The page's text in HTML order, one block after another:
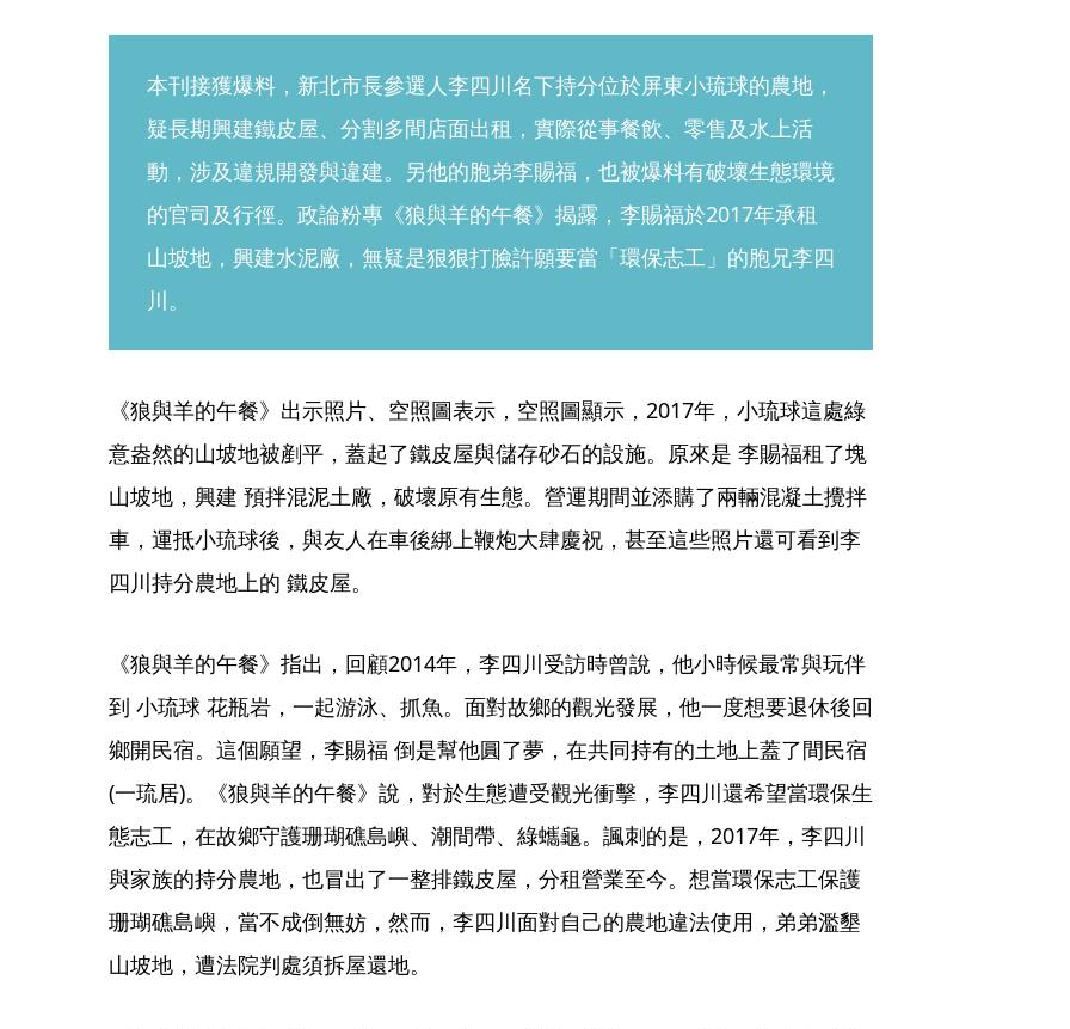
本刊接獲爆料，新北市長參選人李四川名下持分位於屏東小琉球的農地，
疑長期興建鐵皮屋、分割多間店面出租，實際從事餐飲、零售及水上活
動，涉及違規開發與違建。另他的胞弟李賜福，也被爆料有破壞生態環境
的官司及行徑。政論粉專《狼與羊的午餐》揭露，李賜福於2017年承租
山坡地，興建水泥廠，無疑是狠狠打臉許願要當「環保志工」的胞兄李四
川。
《狼與羊的午餐》出示照片、空照圖表示，空照圖顯示，2017年，小琉球這處綠
意盎然的山坡地被剷平，蓋起了鐵皮屋與儲存砂石的設施。原來是 李賜福租了塊
山坡地，興建 預拌混泥土廠，破壞原有生態。營運期間並添購了兩輛混凝土攪拌
車，運抵小琉球後，與友人在車後綁上鞭炮大肆慶祝，甚至這些照片還可看到李
四川持分農地上的 鐵皮屋。
《狼與羊的午餐》指出，回顧2014年，李四川受訪時曾說，他小時候最常與玩伴
到 小琉球 花瓶岩，一起游泳、抓魚。面對故鄉的觀光發展，他一度想要退休後回
鄉開民宿。這個願望，李賜福 倒是幫他圓了夢，在共同持有的土地上蓋了間民宿
(一琉居)。《狼與羊的午餐》說，對於生態遭受觀光衝擊，李四川還希望當環保生
態志工，在故鄉守護珊瑚礁島嶼、潮間帶、綠蠵龜。諷刺的是，2017年，李四川
與家族的持分農地，也冒出了一整排鐵皮屋，分租營業至今。想當環保志工保護
珊瑚礁島嶼，當不成倒無妨，然而，李四川面對自己的農地違法使用，弟弟濫墾
山坡地，遭法院判處須拆屋還地。